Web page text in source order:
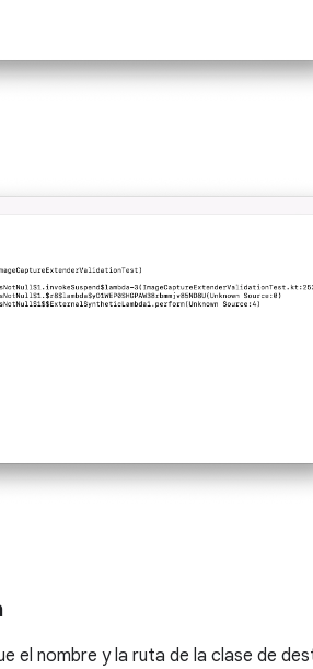
el nombre y la ruta de la clase de